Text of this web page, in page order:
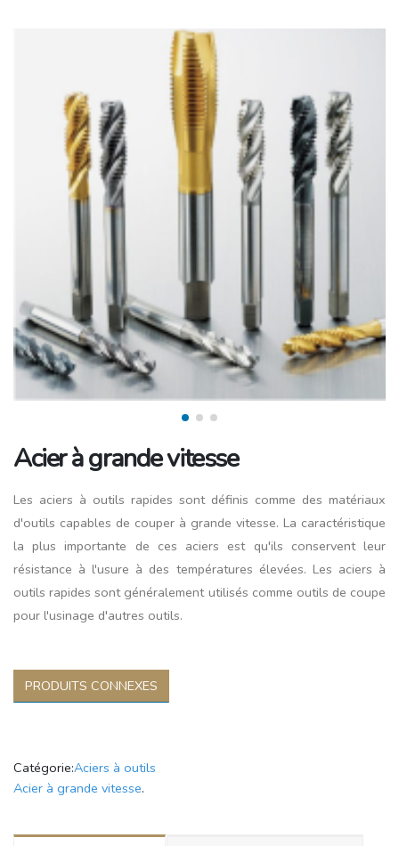
Acier à grande vitesse
Les aciers à outils rapides sont définis comme des matériaux
d'outils capables de couper à grande vitesse. La caractéristique
la plus importante de ces aciers est qu'ils conservent leur
résistance à l'usure à des températures élevées. Les aciers à
outils rapides sont généralement utilisés comme outils de coupe
pour l'usinage d'autres outils.
PRODUITS CONNEXES
Catégorie:Aciers à outils
Acier à grande vitesse.